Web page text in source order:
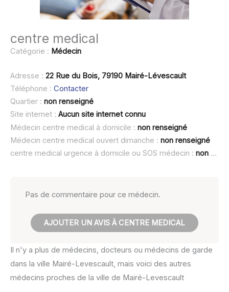
centre medical
Catégorie : Médecin
Adresse : 22 Rue du Bois, 79190 Mairé-Lévescault
Téléphone : Contacter
Quartier : non renseigné
Site internet : Aucun site internet connu
Médecin centre medical à domicile : non renseigné
Médecin centre medical ouvert dimanche : non renseigné
centre medical urgence à domicile ou SOS médecin : non renseigné
Pas de commentaire pour ce médecin.
AJOUTER UN AVIS À CENTRE MEDICAL
Il n'y a plus de médecins, docteurs ou médecins de garde
dans la ville Mairé-Levescault, mais voici des autres
médecins proches de la ville de Mairé-Levescault